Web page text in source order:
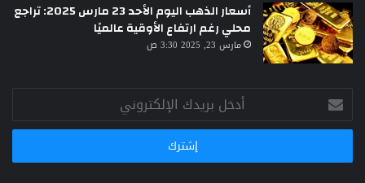
أسعار الذهب اليوم الأحد 23 مارس 2025: تراجع
محلي رغم ارتفاع الأوقية عالميًا
مارس 23, 2025 3:30 ص
أدخل
بريدك
الإلكتروني